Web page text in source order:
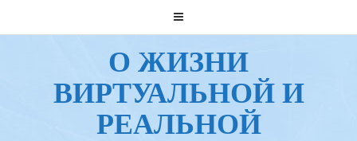
к
О ЖИЗНИ
ВИРТУАЛЬНОЙ И
РЕАЛЬНОЙ